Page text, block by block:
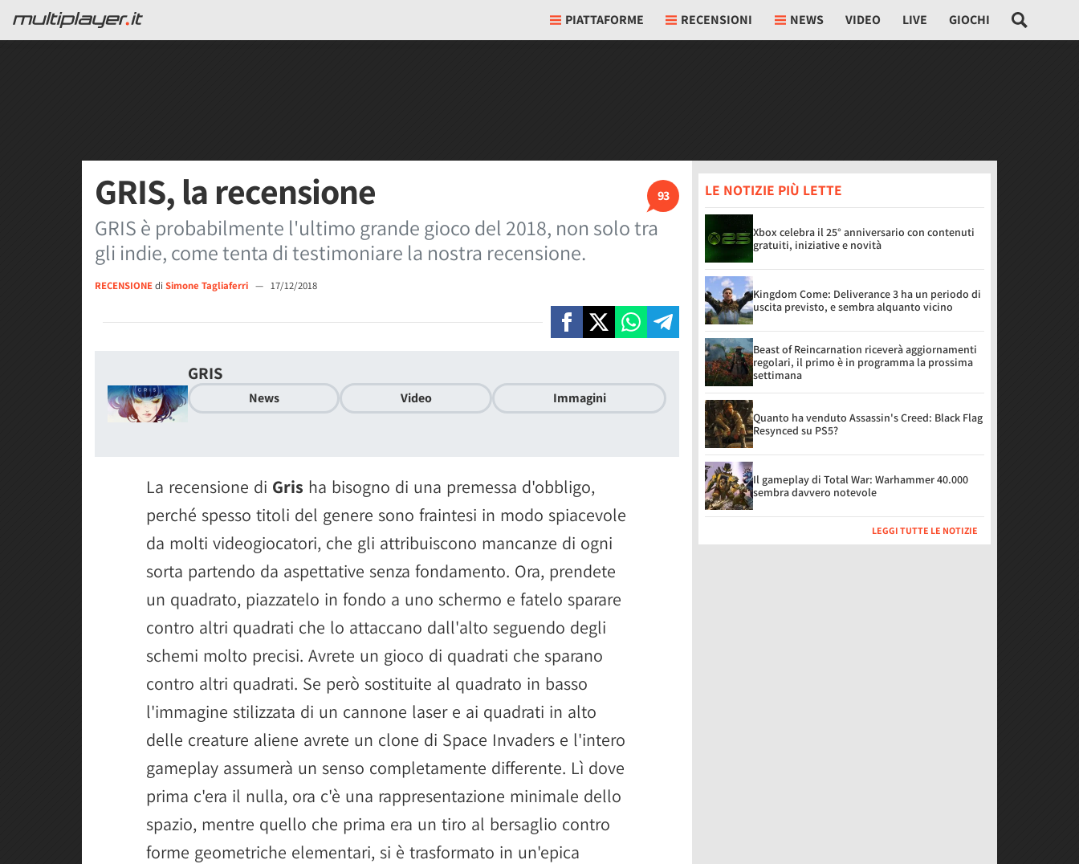
PIATTAFORME RECENSIONI NEWS VIDEO LIVE GIOCHI
93
GRIS, la recensione
GRIS è probabilmente l'ultimo grande gioco del 2018, non solo tra
gli indie, come tenta di testimoniare la nostra recensione.
RECENSIONEdi Simone Tagliaferri — 17/12/2018
GRIS
News Video Immagini
La recensione di Gris ha bisogno di una premessa d'obbligo,
perché spesso titoli del genere sono fraintesi in modo spiacevole
da molti videogiocatori, che gli attribuiscono mancanze di ogni
sorta partendo da aspettative senza fondamento. Ora, prendete
un quadrato, piazzatelo in fondo a uno schermo e fatelo sparare
contro altri quadrati che lo attaccano dall'alto seguendo degli
schemi molto precisi. Avrete un gioco di quadrati che sparano
contro altri quadrati. Se però sostituite al quadrato in basso
l'immagine stilizzata di un cannone laser e ai quadrati in alto
delle creature aliene avrete un clone di Space Invaders e l'intero
gameplay assumerà un senso completamente differente. Lì dove
prima c'era il nulla, ora c'è una rappresentazione minimale dello
spazio, mentre quello che prima era un tiro al bersaglio contro
forme geometriche elementari, si è trasformato in un'epica
LE NOTIZIE PIÙ LETTE
Xbox celebra il 25° anniversario con contenuti
gratuiti, iniziative e novità
Kingdom Come: Deliverance 3 ha un periodo di
uscita previsto, e sembra alquanto vicino
Beast of Reincarnation riceverà aggiornamenti
regolari, il primo è in programma la prossima
settimana
Quanto ha venduto Assassin's Creed: Black Flag
Resynced su PS5?
Il gameplay di Total War: Warhammer 40.000
sembra davvero notevole
LEGGI TUTTE LE NOTIZIE